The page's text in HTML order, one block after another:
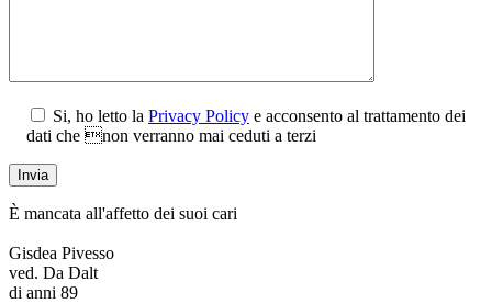
Si, ho letto la Privacy Policy e acconsento al trattamento dei
dati che non verranno mai ceduti a terzi
È mancata all'affetto dei suoi cari
Gisdea Pivesso
ved. Da Dalt
di anni 89